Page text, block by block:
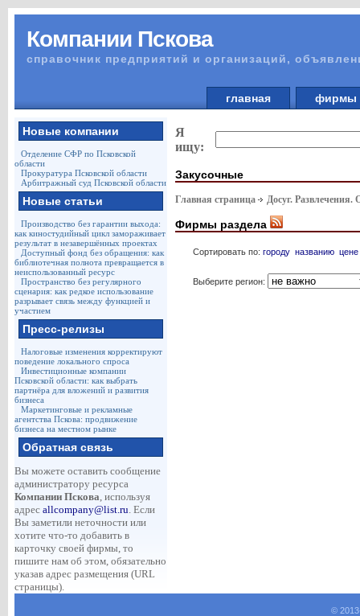
Компании Пскова
справочник предприятий и организаций,
главная
Новые компании
Отделение СФР по Псковской
области
Прокуратура Псковской области
Арбитражный суд Псковской области
Новые статьи
Производство без гарантии выхода:
как киностудийный цикл замораживает
результат в незавершённых проектах
Доступный фонд без обращения: как
библиотечная полнота превращается в
неиспользованный ресурс
Пространство без регулярного
сценария: как редкое использование
разрывает связь между функцией и
участием
Пресс-релизы
Налоговые изменения корректируют
поведение локального спроса
Инвестиционные компании
Псковской области: как выбрать
партнёра для вложений и развития
бизнеса
Маркетинговые и рекламные
агентства Пскова: продвижение
бизнеса на местном рынке
Обратная связь
Вы можете оставить сообщение
администратору ресурса
Компании Пскова, используя
адрес allcompany@list.ru. Если
Вы заметили неточности или
хотите что-то добавить в
карточку своей фирмы, то
пишите нам об этом, обязательно
указав адрес размещения (URL
страницы).
Я
ищу:
Закусочные
Главная страница Досуг. Развлечения.
Фирмы раздела
Сортировать по: городу названию цене
Выберите регион:
©